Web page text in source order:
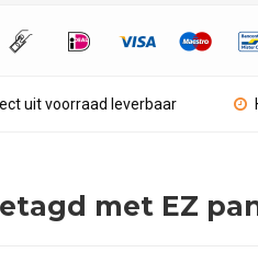
uit voorraad leverbaar
met EZ